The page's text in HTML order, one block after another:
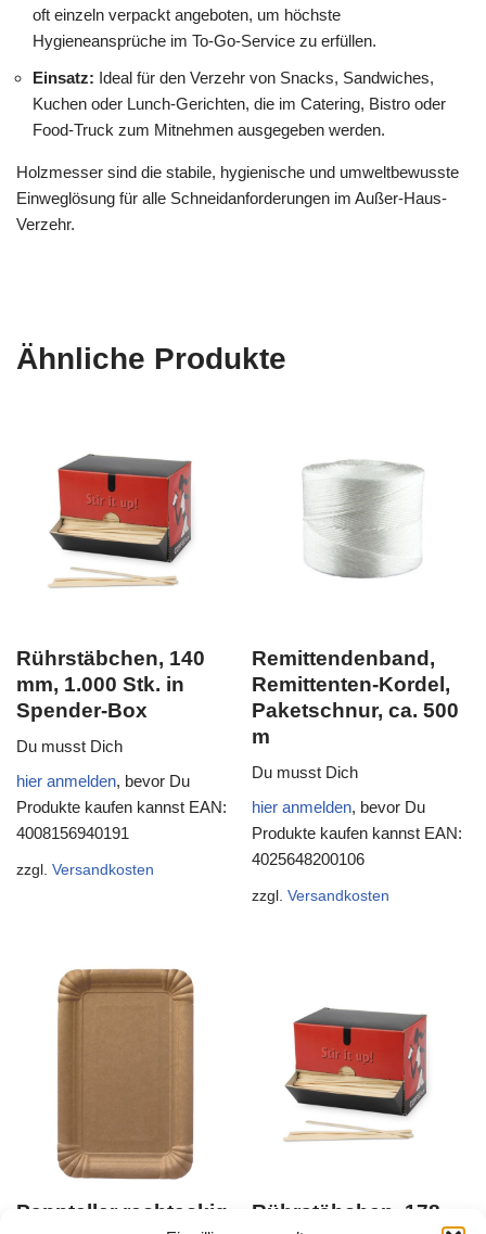
oft einzeln verpackt angeboten, um höchste
Hygieneansprüche im To-Go-Service zu erfüllen.
Einsatz: Ideal für den Verzehr von Snacks, Sandwiches,
Kuchen oder Lunch-Gerichten, die im Catering, Bistro oder
Food-Truck zum Mitnehmen ausgegeben werden.
Holzmesser sind die stabile, hygienische und umweltbewusste
Einweglösung für alle Schneidanforderungen im Außer-Haus-
Verzehr.
Ähnliche Produkte
Rührstäbchen, 140
mm, 1.000 Stk. in
Spender-Box
Du musst Dich
hier anmelden, bevor Du
Produkte kaufen kannst EAN:
4008156940191
zzgl. Versandkosten
Remittendenband,
Remittenten-Kordel,
Paketschnur, ca. 500
m
Du musst Dich
hier anmelden, bevor Du
Produkte kaufen kannst EAN:
4025648200106
zzgl.Versandkosten
Pappteller rechteckig,
Rührstäbchen, 178